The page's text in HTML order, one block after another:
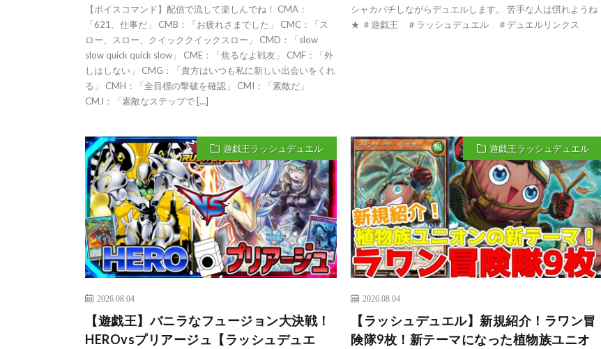
【ボイスコマンド】配信で流して楽しんでね！ CMA：
「621、仕事だ」 CMB：「お疲れさまでした」 CMC：「ス
ロー、スロー、クイッククイックスロー」 CMD：「slow
slow quick quick slow」 CME：「焦るなよ戦友」 CMF：「外
しはしない」 CMG：「貴方はいつも私に新しい出会いをくれ
る」 CMH：「全目標の撃破を確認」 CMI：「素敵だ」
CMJ：「素敵なステップで […]
シャカパチしながらデュエルします。 苦手な人は慣れようね
★ ＃遊戯王 ＃ラッシュデュエル ＃デュエルリンクス
遊戯王ラッシュデュエル
2026.08.04
【遊戯王】バニラなフュージョン大決戦！
HEROvsプリアージュ【ラッシュデュエ
遊戯王ラッシュデュエル
2026.08.04
【ラッシュデュエル】新規紹介！ラワン冒
険隊9枚！新テーマになった植物族ユニオ